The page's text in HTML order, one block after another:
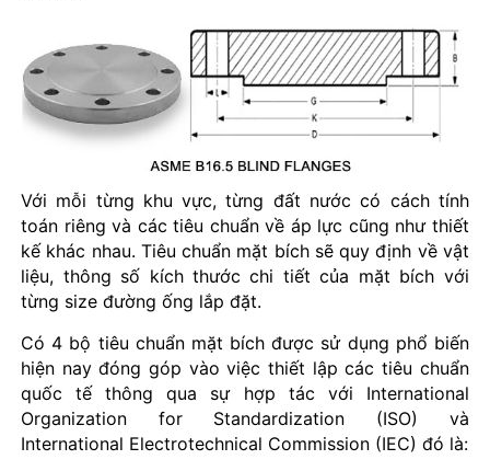
Với mỗi từng khu vực, từng đất nước có cách tính
toán riêng và các tiêu chuẩn về áp lực cũng như thiết
kế khác nhau. Tiêu chuẩn mặt bích sẽ quy định về vật
liệu, thông số kích thước chi tiết của mặt bích với
từng size đường ống lắp đặt.
Có 4 bộ tiêu chuẩn mặt bích được sử dụng phổ biến
hiện nay đóng góp vào việc thiết lập các tiêu chuẩn
quốc tế thông qua sự hợp tác với International
Organization for Standardization (ISO) và
International Electrotechnical Commission (IEC) đó là: